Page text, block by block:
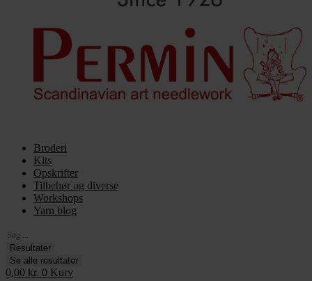
Broderi
Kits
Opskrifter
Tilbehør og diverse
Workshops
Yarn blog
Search
...Resultater
Se alle resultater
0,00 kr. 0 Kurv